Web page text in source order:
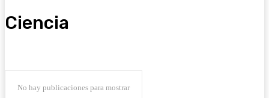
Ciencia
No hay publicaciones para mostrar